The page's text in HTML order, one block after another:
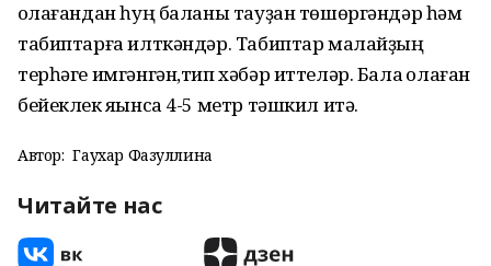
ҡолағандан һуң баланы тауҙан төшөргәндәр һәм
табиптарға илткәндәр. Табиптар малайҙың
терһәге имгәнгән,тип хәбәр иттеләр. Бала ҡолаған
бейеклек яҡынса 4-5 метр тәшкил итә.
Автор: Гаухар Фазуллина
Читайте нас